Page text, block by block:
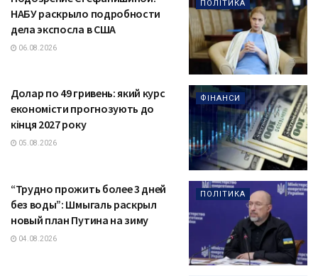
ПОЛІТИКА
НАБУ раскрыло подробности
дела экспосла в США
06.08.2026
ФІНАНСИ
Долар по 49 гривень: який курс
економісти прогнозують до
кінця 2027 року
05.08.2026
ПОЛІТИКА
“Трудно прожить более 3 дней
без воды”: Шмыгаль раскрыл
новый план Путина на зиму
04.08.2026